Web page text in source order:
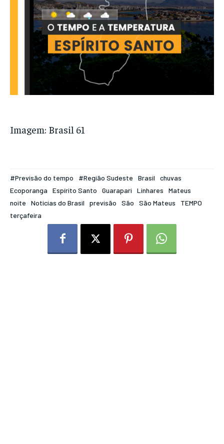
Imagem: Brasil 61
#Previsão do tempo #Região Sudeste Brasil
chuvas
Ecoporanga
Espírito Santo Guarapari Linhares
Mateus
noite
Notícias do Brasil previsão São São Mateus
TEMPO
terçafeira